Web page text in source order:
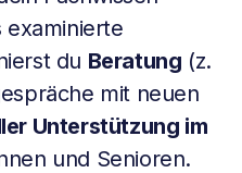
examinierte
du Beratung (z.
mit neuen
Unterstützung im
und Senioren.